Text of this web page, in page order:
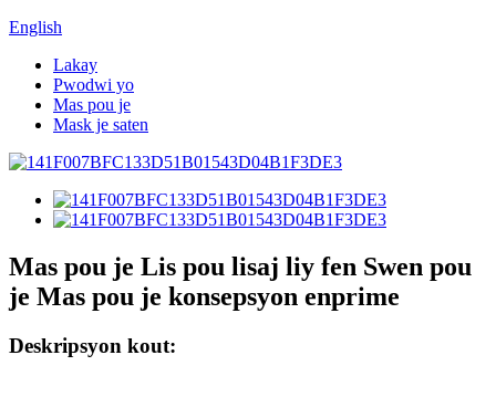
English
Lakay
Pwodwi yo
Mas pou je
Mask je saten
Mas pou je Lis pou lisaj liy fen Swen pou
je Mas pou je konsepsyon enprime
Deskripsyon kout: